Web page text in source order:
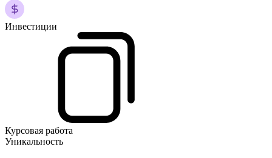
Инвестиции
Курсовая работа
Уникальность